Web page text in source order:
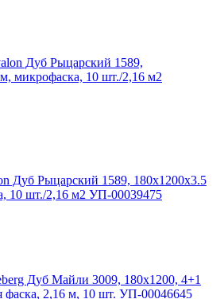
Дуб Рыцарский 1589, 180x1200х3.5
10 шт./2,16 м2 УП-00039475